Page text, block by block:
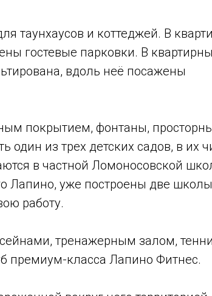
таунхаусов и коттеджей. В
гостевые парковки. В
вдоль неё посажены
покрытием, фонтаны,
из трех детских садов, в их
в частной Ломоносовской
Лапино, уже построены две
работу.
тренажерным залом,
премиум-класса Лапино Фитнес.